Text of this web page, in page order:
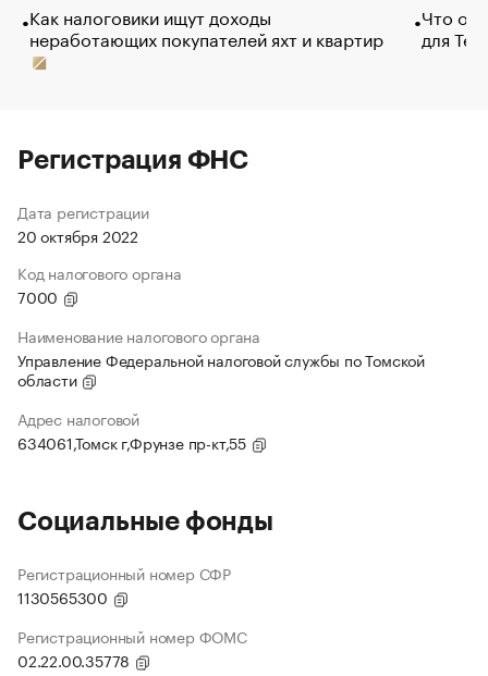
Как налоговики ищут доходы
неработающих покупателей яхт и квартир
Что
для
Регистрация ФНС
Дата регистрации
20 октября 2022
Код налогового органа
7000
Наименование налогового органа
Управление Федеральной налоговой службы по Томской
области
Адрес налоговой
634061,Томск г,Фрунзе пр-кт,55
Социальные фонды
Регистрационный номер СФР
1130565300
Регистрационный номер ФОМС
02.22.00.35778